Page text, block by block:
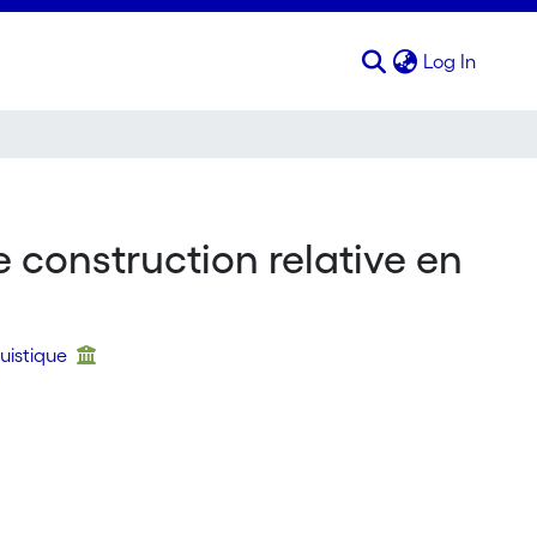
Log In
construction relative en